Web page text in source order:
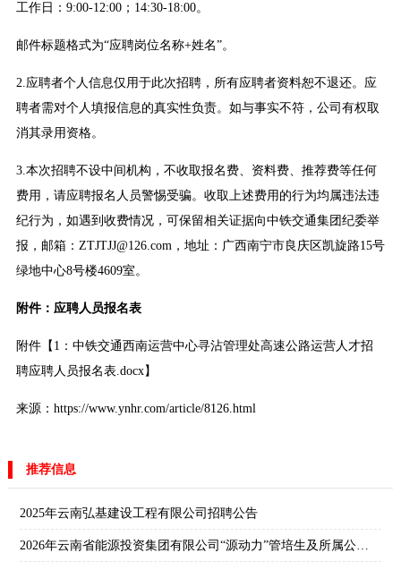
工作日：9:00-12:00；14:30-18:00。
邮件标题格式为“应聘岗位名称+姓名”。
2.应聘者个人信息仅用于此次招聘，所有应聘者资料恕不退还。应
聘者需对个人填报信息的真实性负责。如与事实不符，公司有权取
消其录用资格。
3.本次招聘不设中间机构，不收取报名费、资料费、推荐费等任何
费用，请应聘报名人员警惕受骗。收取上述费用的行为均属违法违
纪行为，如遇到收费情况，可保留相关证据向中铁交通集团纪委举
报，邮箱：ZTJTJJ@126.com，地址：广西南宁市良庆区凯旋路15号
绿地中心8号楼4609室。
附件： 应聘人员报名表
附件【1：中铁交通西南运营中心寻沾管理处高速公路运营人才招
聘应聘人员报名表.docx】
来源：https://www.ynhr.com/article/8126.html
推荐信息
2025年云南弘基建设工程有限公司招聘公告
2026年云南省能源投资集团有限公司“源动力”管培生及所属公司校园招聘公告